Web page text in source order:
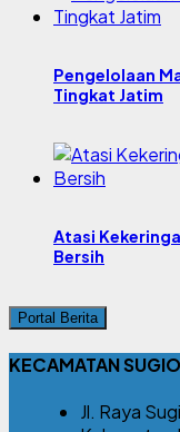
Pengelolaan
Tingkat Jatim
Atasi
Bersih
Portal Berita
KECAMATAN
Jl. Raya